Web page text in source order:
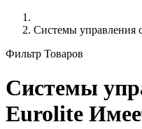
Системы управления
Фильтр Товаров
Системы
Eurolite